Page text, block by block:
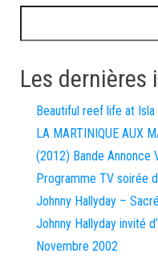
Les dernières
Beautiful reef life at
LA MARTINIQUE AUX
(2012) Bande Annonce
Programme TV soirée
Johnny Hallyday –
Johnny Hallyday invité
Novembre 2002